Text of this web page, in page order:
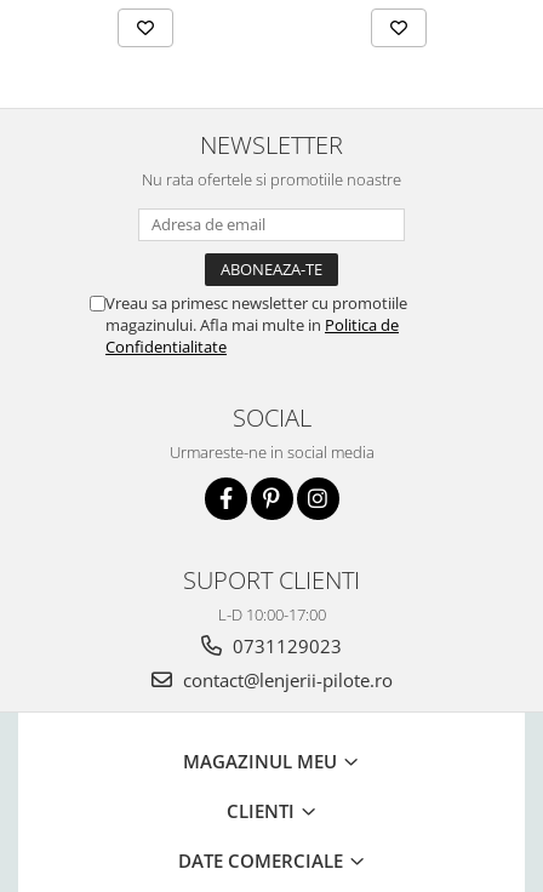
NEWSLETTER
Nu rata ofertele si promotiile noastre
Vreau sa primesc newsletter cu promotiile
magazinului. Afla mai multe in Politica de
Confidentialitate
SOCIAL
Urmareste-ne in social media
SUPORT CLIENTI
L-D 10:00-17:00
0731129023
contact@lenjerii-pilote.ro
MAGAZINUL MEU
CLIENTI
DATE COMERCIALE